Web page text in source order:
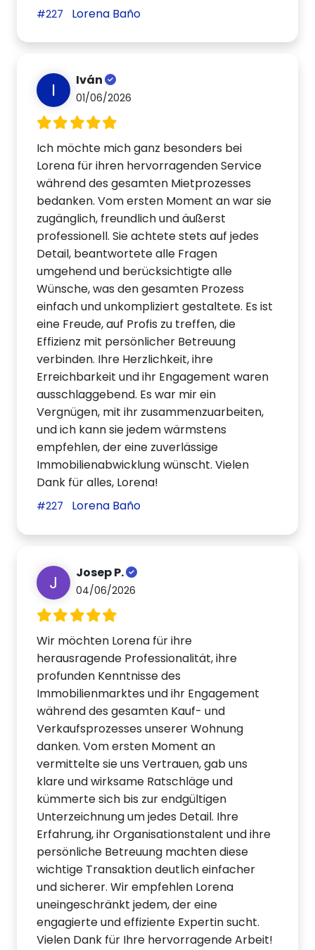
#227 Lorena Baño
I Iván
01/06/2026
Ich möchte mich ganz besonders bei
Lorena für ihren hervorragenden Service
während des gesamten Mietprozesses
bedanken. Vom ersten Moment an war sie
zugänglich, freundlich und äußerst
professionell. Sie achtete stets auf jedes
Detail, beantwortete alle Fragen
umgehend und berücksichtigte alle
Wünsche, was den gesamten Prozess
einfach und unkompliziert gestaltete. Es ist
eine Freude, auf Profis zu treffen, die
Effizienz mit persönlicher Betreuung
verbinden. Ihre Herzlichkeit, ihre
Erreichbarkeit und ihr Engagement waren
ausschlaggebend. Es war mir ein
Vergnügen, mit ihr zusammenzuarbeiten,
und ich kann sie jedem wärmstens
empfehlen, der eine zuverlässige
Immobilienabwicklung wünscht. Vielen
Dank für alles, Lorena!
#227 Lorena Baño
J Josep P.
04/06/2026
Wir möchten Lorena für ihre
herausragende Professionalität, ihre
profunden Kenntnisse des
Immobilienmarktes und ihr Engagement
während des gesamten Kauf- und
Verkaufsprozesses unserer Wohnung
danken. Vom ersten Moment an
vermittelte sie uns Vertrauen, gab uns
klare und wirksame Ratschläge und
kümmerte sich bis zur endgültigen
Unterzeichnung um jedes Detail. Ihre
Erfahrung, ihr Organisationstalent und ihre
persönliche Betreuung machten diese
wichtige Transaktion deutlich einfacher
und sicherer. Wir empfehlen Lorena
uneingeschränkt jedem, der eine
engagierte und effiziente Expertin sucht.
Vielen Dank für Ihre hervorragende Arbeit!